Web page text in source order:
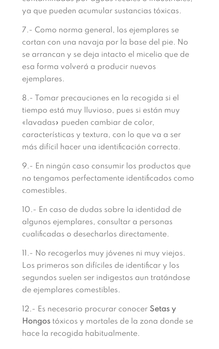
ya que pueden acumular sustancias tóxicas.
7.- Como norma general, los ejemplares se
cortan con una navaja por la base del pie. No
se arrancan y se deja intacto el micelio que de
esa forma volverá a producir nuevos
ejemplares.
8.- Tomar precauciones en la recogida si el
tiempo está muy lluvioso, pues si están muy
«lavadas» pueden cambiar de color,
características y textura, con lo que va a ser
más difícil hacer una identificación correcta.
9.- En ningún caso consumir los productos que
no tengamos perfectamente identificados como
comestibles.
10.- En caso de dudas sobre la identidad de
algunos ejemplares, consultar a personas
cualificadas o desecharlos directamente.
11.- No recogerlos muy jóvenes ni muy viejos.
Los primeros son difíciles de identificar y los
segundos suelen ser indigestos aun tratándose
de ejemplares comestibles.
12.- Es necesario procurar conocerSetas y
Hongostóxicos y mortales de la zona donde se
hace la recogida habitualmente.